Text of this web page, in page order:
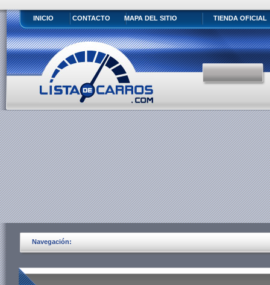
INICIO CONTACTO MAPA DEL SITIO TIENDA OFICIAL
Navegación: